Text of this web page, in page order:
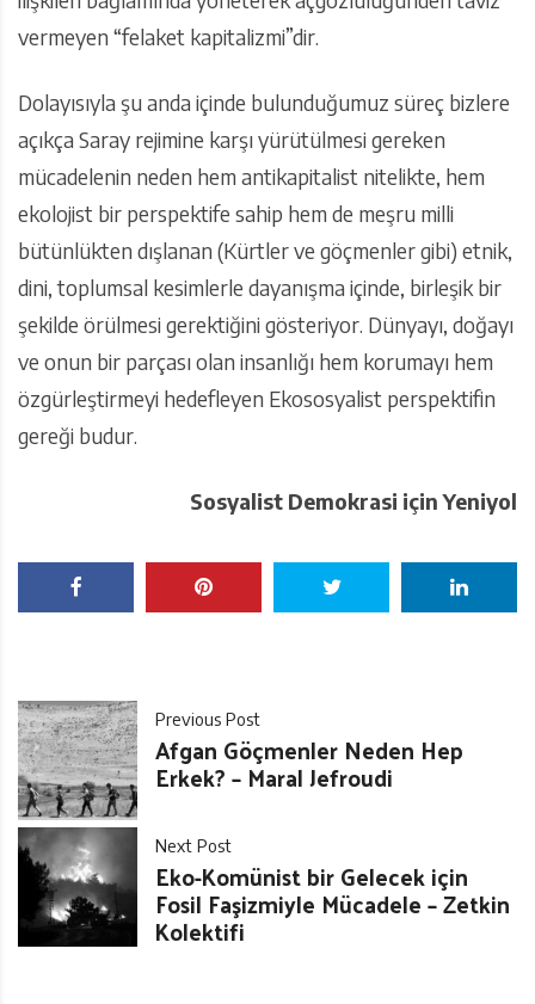
vermeyen “felaket kapitalizmi”dir.
Dolayısıyla şu anda içinde bulunduğumuz süreç bizlere
açıkça Saray rejimine karşı yürütülmesi gereken
mücadelenin neden hem antikapitalist nitelikte, hem
ekolojist bir perspektife sahip hem de meşru milli
bütünlükten dışlanan (Kürtler ve göçmenler gibi) etnik,
dini, toplumsal kesimlerle dayanışma içinde, birleşik bir
şekilde örülmesi gerektiğini gösteriyor. Dünyayı, doğayı
ve onun bir parçası olan insanlığı hem korumayı hem
özgürleştirmeyi hedefleyen Ekososyalist perspektifin
gereği budur.
Sosyalist Demokrasi için Yeniyol
Previous Post
Afgan Göçmenler Neden Hep
Erkek? – Maral Jefroudi
Next Post
Eko-Komünist bir Gelecek için
Fosil Faşizmiyle Mücadele – Zetkin
Kolektifi